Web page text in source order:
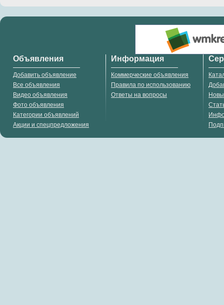
Объявления
Добавить объявление
Все объявления
Видео объявления
Фото объявления
Категории объявлений
Акции и спецпредложения
Информация
Коммерческие объявления
Правила по использованию
Ответы на вопросы